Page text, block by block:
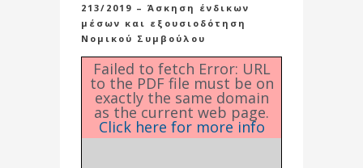
213/2019 – Άσκηση ένδικων
μέσων και εξουσιοδότηση
Νομικού Συμβούλου
Failed to fetch Error: URL
to the PDF file must be on
exactly the same domain
as the current web page.
Click here for more info